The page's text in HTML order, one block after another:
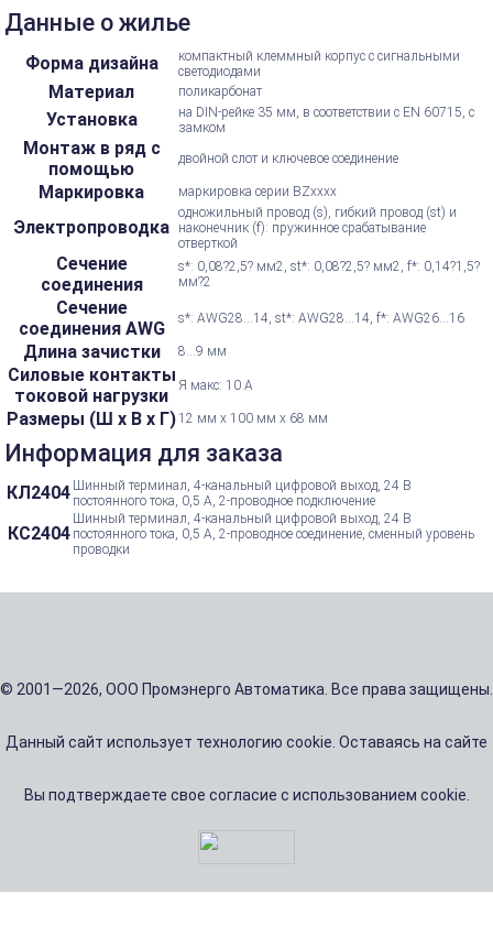
Данные о жилье
Форма дизайна
компактный клеммный корпус с сигнальными
светодиодами
Материал поликарбонат
Установка
на DIN-рейке 35 мм, в соответствии с EN 60715, с
замком
Монтаж в ряд с
помощью
двойной слот и ключевое соединение
Маркировка маркировка серии BZxxxx
Электропроводка
одножильный провод (s), гибкий провод (st) и
наконечник (f): пружинное срабатывание
отверткой
Сечение
соединения
s*: 0,08?2,5? мм2, st*: 0,08?2,5? мм2, f*: 0,14?1,5?
мм?2
Сечение
соединения AWG
s*: AWG28...14, st*: AWG28...14, f*: AWG26...16
Длина зачистки 8...9 мм
Силовые контакты
токовой нагрузки
Я макс: 10 А
Размеры (Ш х В х Г)12 мм x 100 мм x 68 мм
Информация для заказа
КЛ2404 Шинный терминал, 4-канальный цифровой выход, 24 В
постоянного тока, 0,5 А, 2-проводное подключение
КС2404
Шинный терминал, 4-канальный цифровой выход, 24 В
постоянного тока, 0,5 А, 2-проводное соединение, сменный уровень
проводки
© 2001—2026, ООО Промэнерго Автоматика. Все права защищены.
Данный сайт использует технологию cookie. Оставаясь на сайте
Вы подтверждаете свое согласие с использованием cookie.